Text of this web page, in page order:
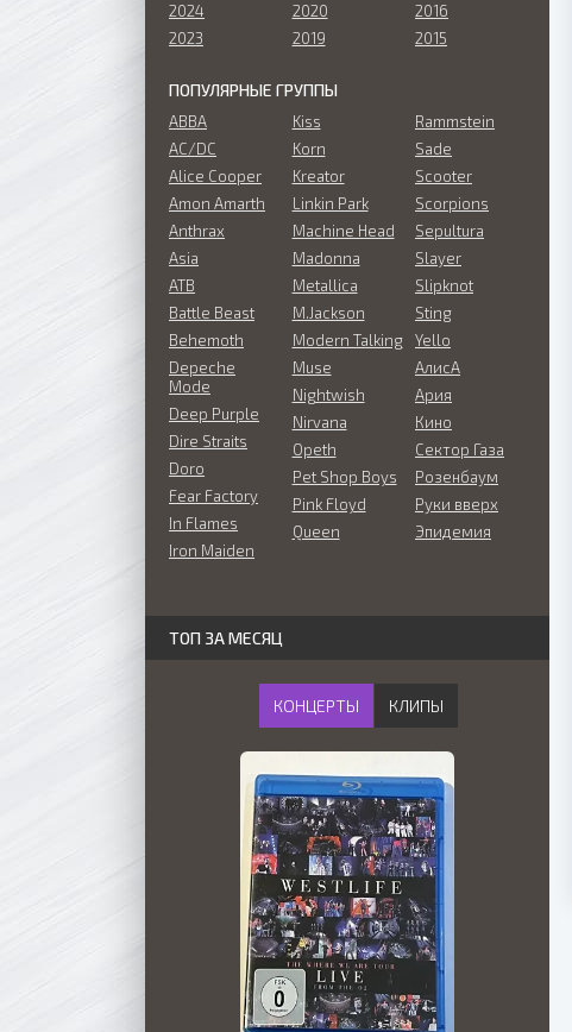
2024
2023
2020
2019
2016
2015
ПОПУЛЯРНЫЕ ГРУППЫ
ABBA
AC/DC
Alice Cooper
Amon Amarth
Anthrax
Asia
ATB
Battle Beast
Behemoth
Depeche
Mode
Deep Purple
Dire Straits
Doro
Fear Factory
In Flames
Iron Maiden
Kiss
Korn
Kreator
Linkin Park
Machine Head
Madonna
Metallica
M.Jackson
Modern Talking
Muse
Nightwish
Nirvana
Opeth
Pet Shop Boys
Pink Floyd
Queen
Rammstein
Sade
Scooter
Scorpions
Sepultura
Slayer
Slipknot
Sting
Yello
АлисА
Ария
Кино
Сектор Газа
Розенбаум
Руки вверх
Эпидемия
ТОП ЗА МЕСЯЦ
КОНЦЕРТЫ КЛИПЫ